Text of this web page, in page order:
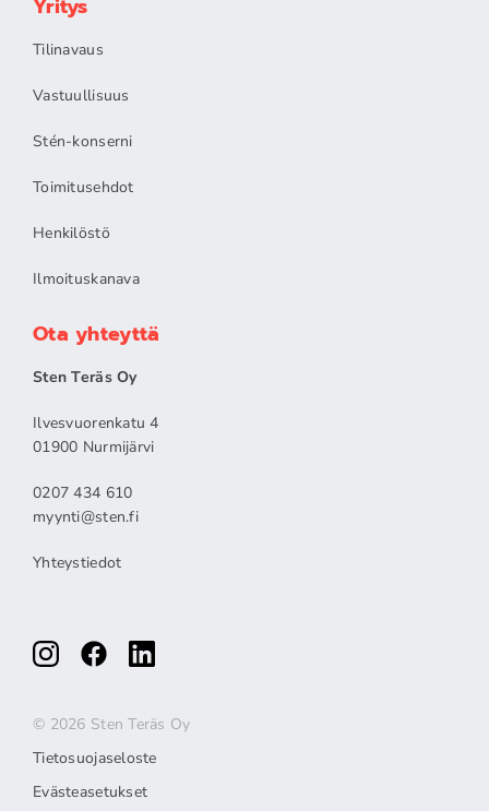
Yritys
Tilinavaus
Vastuullisuus
Stén-konserni
Toimitusehdot
Henkilöstö
Ilmoituskanava
Ota yhteyttä
Sten Teräs Oy
Ilvesvuorenkatu 4
01900 Nurmijärvi
0207 434 610
myynti@sten.fi
Yhteystiedot
© 2026 Sten Teräs Oy
Tietosuojaseloste
Evästeasetukset